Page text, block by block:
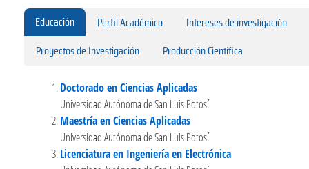
Educación Perfil Académico
Intereses de investigación
Proyectos de Investigación
Producción Científica
Doctorado en Ciencias Aplicadas
Universidad Autónoma de San Luis Potosí
Maestría en Ciencias Aplicadas
Universidad Autónoma de San Luis Potosí
Licenciatura en Ingeniería en Electrónica